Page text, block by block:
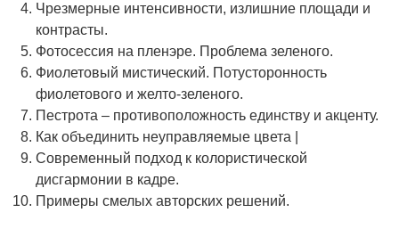
Чрезмерные интенсивности, излишние площади и
контрасты.
Фотосессия на пленэре. Проблема зеленого.
Фиолетовый мистический. Потусторонность
фиолетового и желто-зеленого.
Пестрота – противоположность единству и акценту.
Как объединить неуправляемые цвета |
Современный подход к колористической
дисгармонии в кадре.
Примеры смелых авторских решений.